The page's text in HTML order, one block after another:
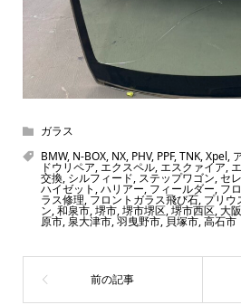
ガラス
BMW, N-BOX, NX, PHV, PPF,TNK,Xpel,
ドウリペア,エクスペル,エスクァイア,
交換,シルフィード, ステップワゴン,セ
ハイゼット ,ハリアー, フィールダー, フ
ラス修理,フロントガラス飛び石, プリウ
ン,和泉市,堺市,堺市堺区,堺市西区,大
原市, 泉大津市,羽曳野市,貝塚市,高石市